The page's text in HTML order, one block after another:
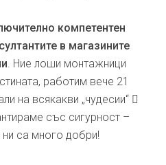
компетентен
в магазините
. Ние лоши монтажници
работим вече 21
на всякакви „чудесии“ 
със сигурност –
ни са много добри!